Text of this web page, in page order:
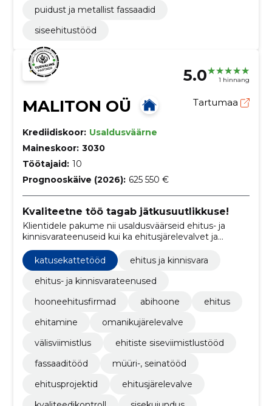
puidust ja metallist fassaadid
siseehitustööd
5.0 1 hinnang
MALITON OÜ Tartumaa
Krediidiskoor: Usaldusväärne
Maineskoor: 3030
Töötajaid: 10
Prognooskäive (2026): 625 550 €
Kvaliteetne töö tagab jätkusuutlikkuse!
Klientidele pakume nii usaldusväärseid ehitus- ja
kinnisvarateenuseid kui ka ehitusjärelevalvet ja
kvaliteedikontrolli, et teie projektide tulemus oleks
teile meelepärane.
katusekattetööd
ehitus ja kinnisvara
ehitus- ja kinnisvarateenused
hooneehitusfirmad
abihoone
ehitus
ehitamine
omanikujärelevalve
välisviimistlus
ehitiste siseviimistlustööd
fassaaditööd
müüri-, seinatööd
ehitusprojektid
ehitusjärelevalve